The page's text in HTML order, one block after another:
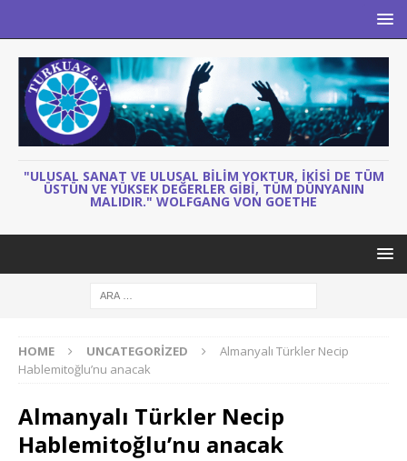
"ULUSAL SANAT VE ULUSAL BILIM YOKTUR, IKISI DE TÜM
ÜSTÜN VE YÜKSEK DEĞERLER GIBI, TÜM DÜNYANIN
MALIDIR." WOLFGANG VON GOETHE
HOME UNCATEGORIZED
Almanyalı Türkler Necip
Hablemitoğlu’nu anacak
Almanyalı Türkler Necip
Hablemitoğlu’nu anacak